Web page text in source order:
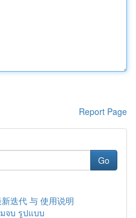
Report Page
Go
迭代 与 使用说明
จบ รูปแบบ